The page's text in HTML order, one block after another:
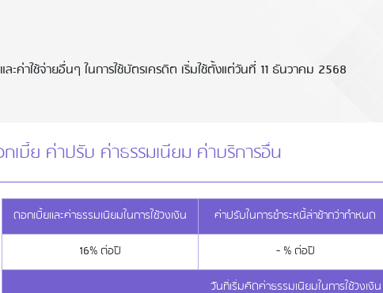
ค่าใช้จ่ายอื่นๆ ในการใช้บัตรเครดิต เริ่มใช้ตั้งแต่วันที่ 11 ธันวาคม 2568
กเบี้ย ค่าปรับ ค่าธรรมเนียม ค่าบริการอื่น
ดอกเบี้ยและค่าธรรมเนียมในการใช้วงเงิน ค่าปรับในการชำระหนี้ล่าช้ากว่ากำหนด
16% ต่อปี
- % ต่อปี
วันที่เริ่มคิดค่าธรรมเนียมในการใช้วงเงิน